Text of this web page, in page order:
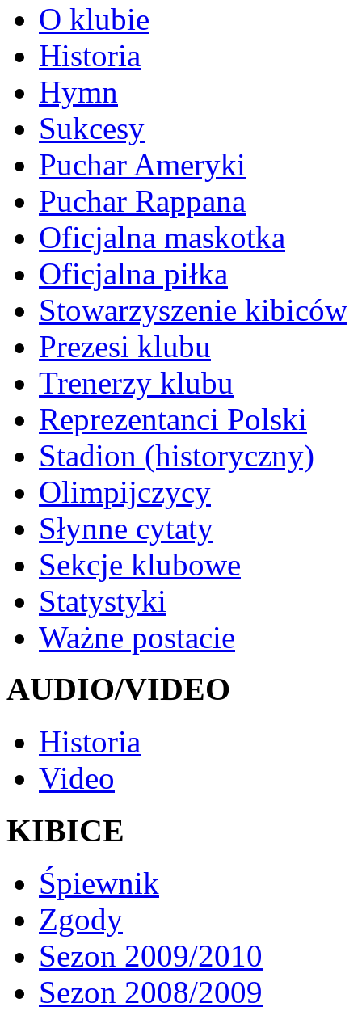
O klubie
Historia
Hymn
Sukcesy
Puchar Ameryki
Puchar Rappana
Oficjalna maskotka
Oficjalna piłka
Stowarzyszenie kibiców
Prezesi klubu
Trenerzy klubu
Reprezentanci Polski
Stadion (historyczny)
Olimpijczycy
Słynne cytaty
Sekcje klubowe
Statystyki
Ważne postacie
AUDIO/VIDEO
Historia
Video
KIBICE
Śpiewnik
Zgody
Sezon 2009/2010
Sezon 2008/2009